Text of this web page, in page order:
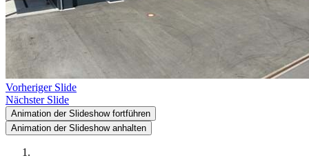
Vorheriger Slide
Nächster Slide
Animation der Slideshow fortführen
Animation der Slideshow anhalten